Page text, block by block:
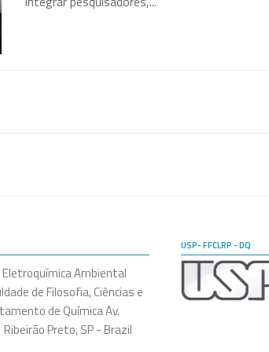
Ambiental
de Filosofia, Ciências e
de Química Av.
Preto, SP - Brazil
USP- FFCLRP - DQ